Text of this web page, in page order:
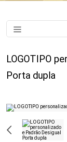
LOGOTIPO
Porta dupla